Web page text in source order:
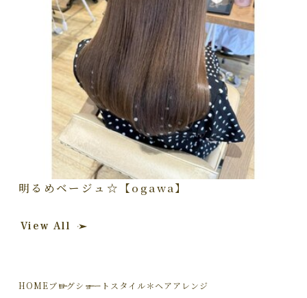
明るめベージュ☆【ogawa】
View All
HOMEブログショートスタイル＊ヘアアレンジ